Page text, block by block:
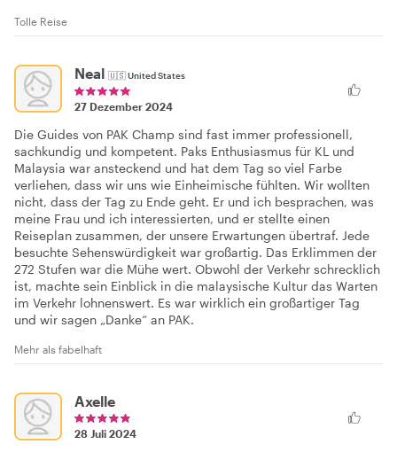
Tolle Reise
Neal 🇺🇸United States
27 Dezember 2024
Die Guides von PAK Champ sind fast immer professionell,
sachkundig und kompetent. Paks Enthusiasmus für KL und
Malaysia war ansteckend und hat dem Tag so viel Farbe
verliehen, dass wir uns wie Einheimische fühlten. Wir wollten
nicht, dass der Tag zu Ende geht. Er und ich besprachen, was
meine Frau und ich interessierten, und er stellte einen
Reiseplan zusammen, der unsere Erwartungen übertraf. Jede
besuchte Sehenswürdigkeit war großartig. Das Erklimmen der
272 Stufen war die Mühe wert. Obwohl der Verkehr schrecklich
ist, machte sein Einblick in die malaysische Kultur das Warten
im Verkehr lohnenswert. Es war wirklich ein großartiger Tag
und wir sagen „Danke“ an PAK.
Mehr als fabelhaft
Axelle
28 Juli 2024